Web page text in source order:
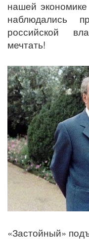
нашей
наблюдались
российской
мечтать!
«Застойный»